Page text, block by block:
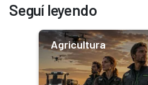
Seguí leyendo
Agricultura